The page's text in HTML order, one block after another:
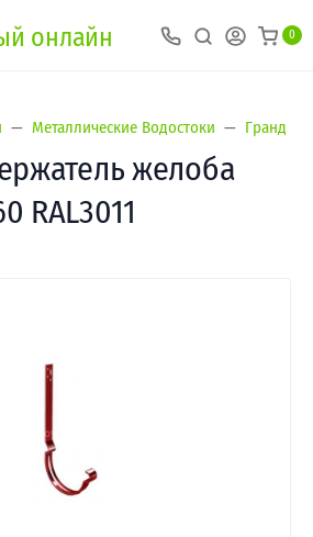
онлайн 0
Металлические Водостоки Гранд
желоба
RAL3011